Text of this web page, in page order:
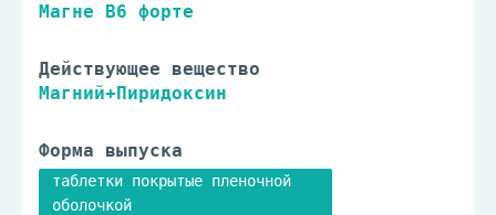
Магне B6 форте
Действующее вещество
Магний+Пиридоксин
Форма выпуска
таблетки покрытые пленочной
оболочкой